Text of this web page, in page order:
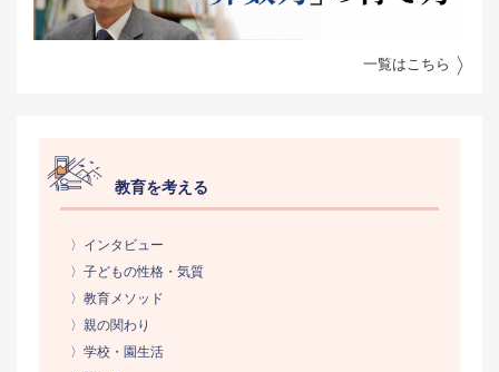
一覧はこちら
教育を考える
〉インタビュー
〉子どもの性格・気質
〉教育メソッド
〉親の関わり
〉学校・園生活